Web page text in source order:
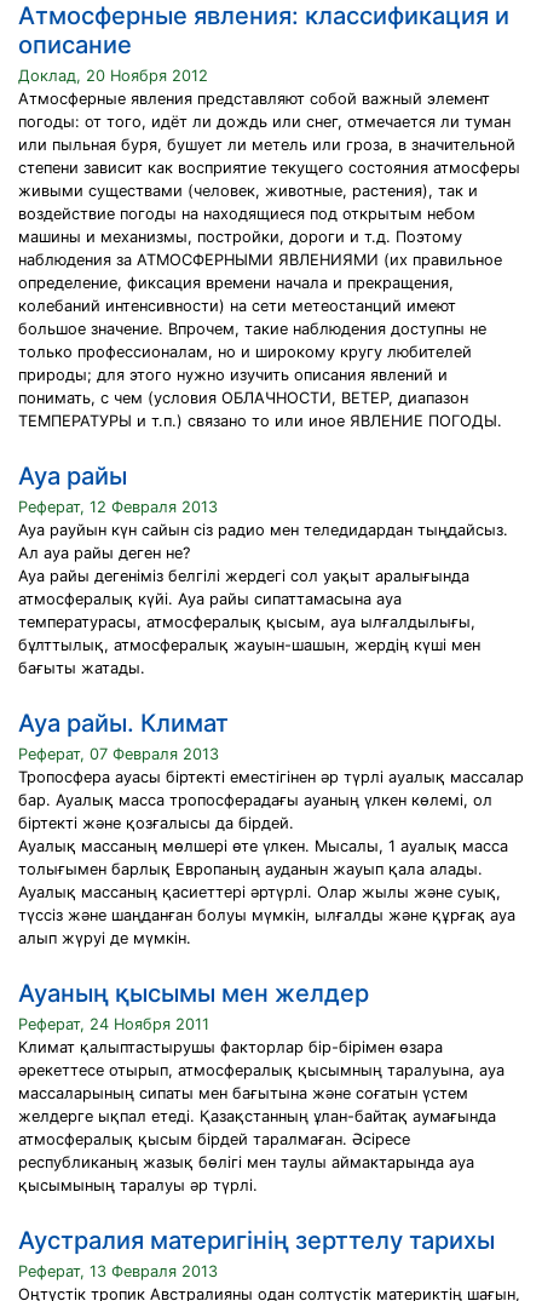
Атмосферные явления: классификация и
описание
Доклад, 20 Ноября 2012
Атмосферные явления представляют собой важный элемент
погоды: от того, идёт ли дождь или снег, отмечается ли туман
или пыльная буря, бушует ли метель или гроза, в значительной
степени зависит как восприятие текущего состояния атмосферы
живыми существами (человек, животные, растения), так и
воздействие погоды на находящиеся под открытым небом
машины и механизмы, постройки, дороги и т.д. Поэтому
наблюдения за АТМОСФЕРНЫМИ ЯВЛЕНИЯМИ (их правильное
определение, фиксация времени начала и прекращения,
колебаний интенсивности) на сети метеостанций имеют
большое значение. Впрочем, такие наблюдения доступны не
только профессионалам, но и широкому кругу любителей
природы; для этого нужно изучить описания явлений и
понимать, с чем (условия ОБЛАЧНОСТИ, ВЕТЕР, диапазон
ТЕМПЕРАТУРЫ и т.п.) связано то или иное ЯВЛЕНИЕ ПОГОДЫ.
Ауа райы
Реферат, 12 Февраля 2013
Ауа рауйын күн сайын сiз радио мен теледидардан тыңдайсыз.
Ал ауа райы деген не?
Ауа райы дегенiмiз белгiлi жердегi сол уақыт аралығында
атмосфералық күйi. Ауа райы сипаттамасына ауа
температурасы, атмосфералық қысым, ауа ылғалдылығы,
бұлттылық, атмосфералық жауын-шашын, жердiң күшi мен
бағыты жатады.
Ауа райы. Климат
Реферат, 07 Февраля 2013
Тропосфера ауасы бiртектi еместiгiнен әр түрлi ауалық массалар
бар. Ауалық масса тропосферадағы ауаның үлкен көлемi, ол
бiртектi және қозғалысы да бiрдей.
Ауалық массаның мөлшерi өте үлкен. Мысалы, 1 ауалық масса
толығымен барлық Европаның ауданын жауып қала алады.
Ауалық массаның қасиеттерi әртүрлi. Олар жылы және суық,
түссiз және шаңданған болуы мүмкiн, ылғалды және құрғақ ауа
алып жүруi де мүмкiн.
Ауаның қысымы мен желдер
Реферат, 24 Ноября 2011
Климат қалыптастырушы факторлар бір-бірімен өзара
әрекеттесе отырып, атмосфералық қысымның таралуына, ауа
массаларының сипаты мен бағытына және соғатын үстем
желдерге ықпал етеді. Қазақстанның ұлан-байтақ аумағында
атмосфералық қысым бірдей таралмаған. Әсіресе
республиканың жазық бөлігі мен таулы аймактарында ауа
қысымының таралуы әр түрлі.
Аустралия материгінің зерттелу тарихы
Реферат, 13 Февраля 2013
Оңтүстік тропик Австралияны одан солтүстік материктің шағын,